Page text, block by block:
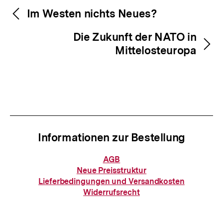
Inhaltsnavigation
Inhaltsnavigation
Im Westen nichts Neues?
Die Zukunft der NATO in
Mittelosteuropa
Informationen zur Bestellung
Informationen
zur
Bestellung
AGB
Neue Preisstruktur
Lieferbedingungen und Versandkosten
Widerrufsrecht